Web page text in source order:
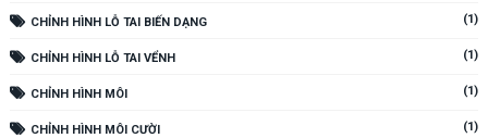
CHỈNH HÌNH LỖ TAI BIẾN DẠNG (1)
CHỈNH HÌNH LỖ TAI VỂNH (1)
CHỈNH HÌNH MÔI (1)
CHỈNH HÌNH MÔI CƯỜI (1)